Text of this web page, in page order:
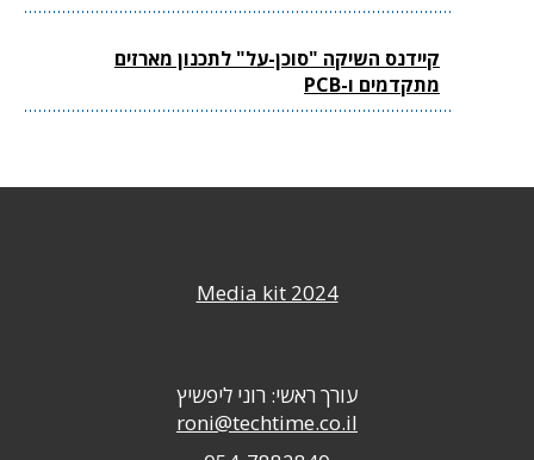
קיידנס השיקה "סוכן-על" לתכנון מארזים
מתקדמים ו-PCB
Media kit 2024
עורך ראשי: רוני ליפשיץ
roni@techtime.co.il